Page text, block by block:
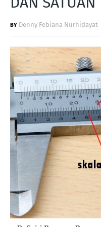
Denny Febiana Nurhidayat